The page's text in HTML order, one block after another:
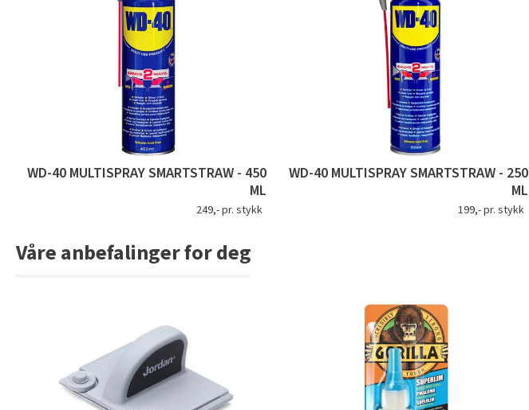
WD-40 MULTISPRAY SMARTSTRAW - 450
ML
249,- pr. stykk
WD-40 MULTISPRAY SMARTSTRAW - 250
ML
199,- pr. stykk
Våre anbefalinger for deg